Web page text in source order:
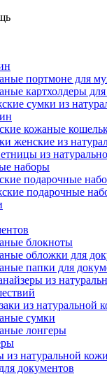
портмоне для
картхолдеры
сумки из
кожаные
женские из
из
наборы
подарочные
подарочные
блокноты
обложки для
папки для
из
из натуральной
сумки
лонгеры
натуральной кожи
документов